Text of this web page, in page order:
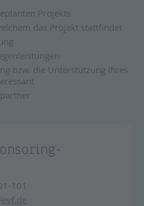
Projekts
das Projekt stattfindet
bzw. die Unterstützung Ihres
101